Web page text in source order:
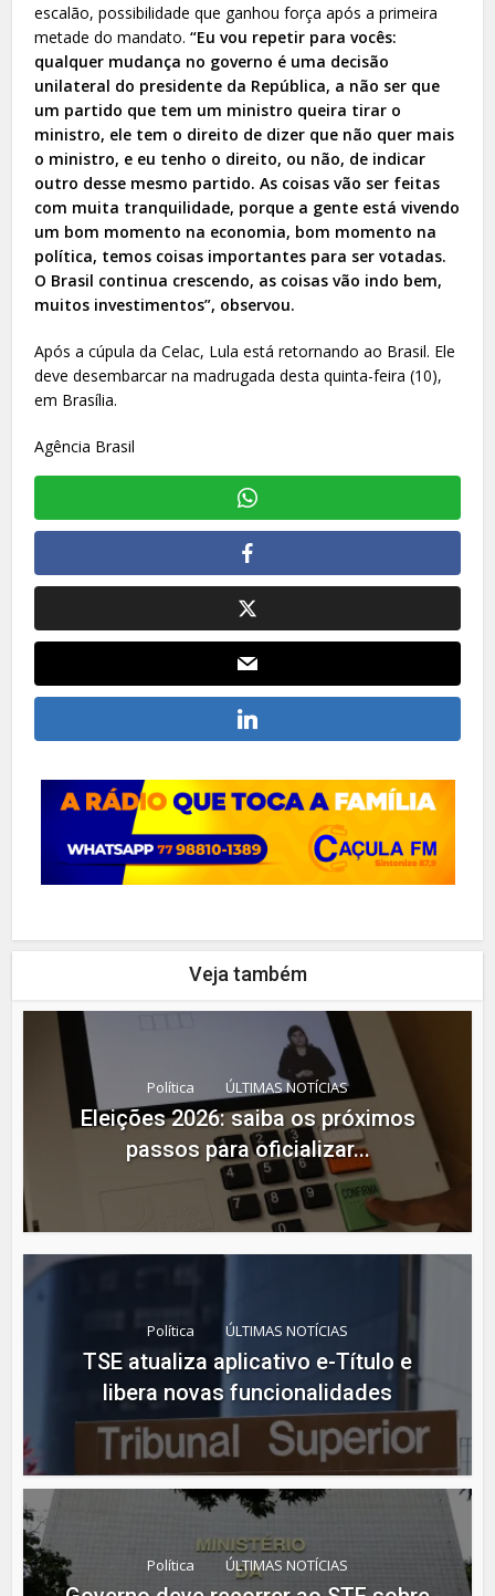
escalão, possibilidade que ganhou força após a primeira
metade do mandato.“Eu vou repetir para vocês:
qualquer mudança no governo é uma decisão
unilateral do presidente da República, a não ser que
um partido que tem um ministro queira tirar o
ministro, ele tem o direito de dizer que não quer mais
o ministro, e eu tenho o direito, ou não, de indicar
outro desse mesmo partido. As coisas vão ser feitas
com muita tranquilidade, porque a gente está vivendo
um bom momento na economia, bom momento na
política, temos coisas importantes para ser votadas.
O Brasil continua crescendo, as coisas vão indo bem,
muitos investimentos”, observou.
Após a cúpula da Celac, Lula está retornando ao Brasil. Ele
deve desembarcar na madrugada desta quinta-feira (10),
em Brasília.
Agência Brasil
Veja também
Política ÚLTIMAS NOTÍCIAS
Eleições 2026: saiba os próximos
passos para oficializar...
Política ÚLTIMAS NOTÍCIAS
TSE atualiza aplicativo e-Título e
libera novas funcionalidades
Política ÚLTIMAS NOTÍCIAS